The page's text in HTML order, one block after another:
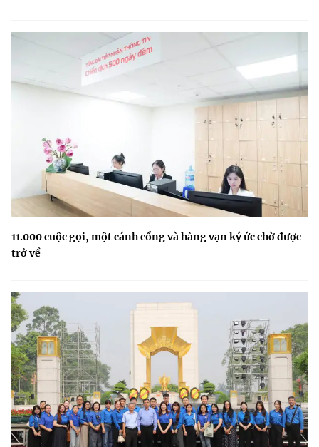
11.000 cuộc gọi, một cánh cổng và hàng vạn ký ức chờ được
trở về